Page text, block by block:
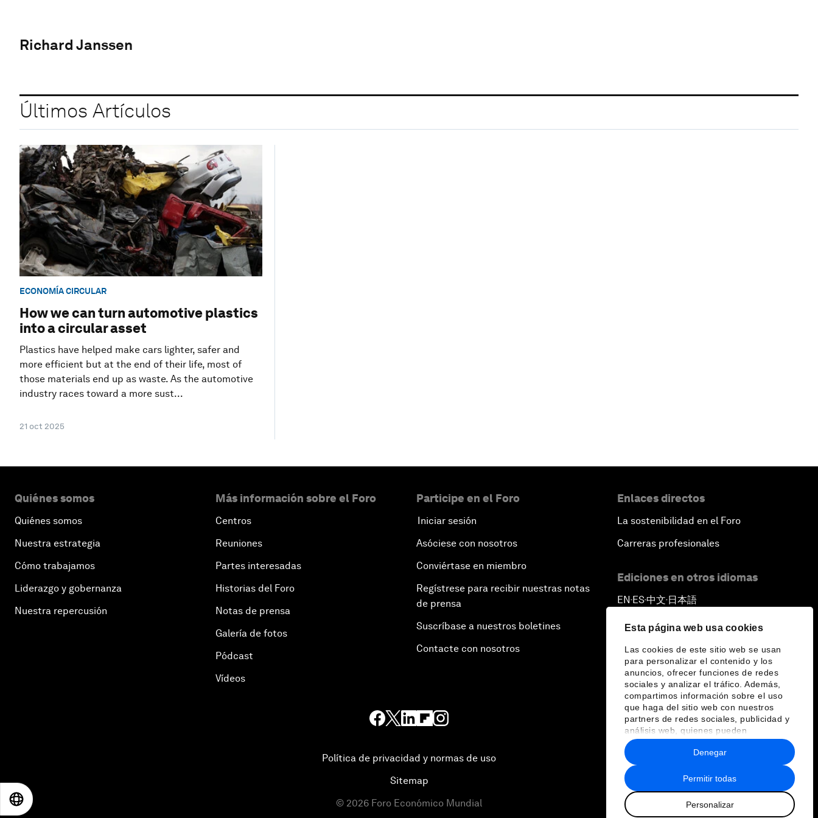
Esta página web usa cookies
Las cookies de este sitio web se usan
para personalizar el contenido y los
anuncios, ofrecer funciones de redes
sociales y analizar el tráfico. Además,
compartimos información sobre el uso
que haga del sitio web con nuestros
partners de redes sociales, publicidad y
análisis web, quienes pueden
combinarla con otra información que les
haya proporcionado o que hayan
recopilado a partir del uso que haya
hecho de sus servicios.
Permitir todas
Personalizar
Denegar
Richard Janssen
Últimos Artículos
ECONOMÍA CIRCULAR
How we can turn automotive plastics
into a circular asset
Plastics have helped make cars lighter, safer and
more efficient but at the end of their life, most of
those materials end up as waste. As the automotive
industry races toward a more sust...
21 oct 2025
Quiénes somos
Quiénes somos
Nuestra estrategia
Cómo trabajamos
Liderazgo y gobernanza
Nuestra repercusión
Más información sobre el Foro
Centros
Reuniones
Partes interesadas
Historias del Foro
Notas de prensa
Galería de fotos
Pódcast
Vídeos
Participe en el Foro
Iniciar sesión
Asóciese con nosotros
Conviértase en miembro
Regístrese para recibir nuestras notas
de prensa
Suscríbase a nuestros boletines
Contacte con nosotros
Enlaces directos
La sostenibilidad en el Foro
Carreras profesionales
Ediciones en otros idiomas
EN ▪ ES▪中文▪ 日本語
Política de privacidad y normas de uso
Sitemap
© 2026 Foro Económico Mundial